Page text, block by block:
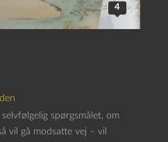
4
spørgsmålet, om
vil gå modsatte vej – vil